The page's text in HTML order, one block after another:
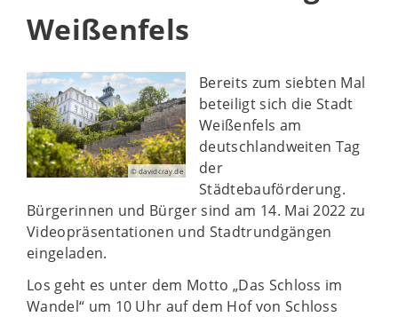
Weißenfels
© davidcray.de
Bereits zum siebten Mal
beteiligt sich die Stadt
Weißenfels am
deutschlandweiten Tag
der
Städtebauförderung.
Bürgerinnen und Bürger sind am 14. Mai 2022 zu
Videopräsentationen und Stadtrundgängen
eingeladen.
Los geht es unter dem Motto „Das Schloss im
Wandel“ um 10 Uhr auf dem Hof von Schloss